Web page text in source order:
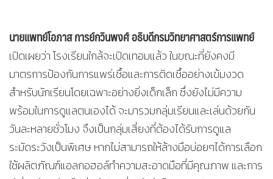
นายแพทย์โอภาส การย์กวินพงศ์ อธิบดีกรมวิทยาศาสตร์การแพทย์
เปิดเผยว่า โรงเรียนใกล้จะเปิดเทอมแล้ว ในขณะที่ยังคงมี
มาตรการป้องกันการแพร่เชื้อและการติดเชื้ออย่างเข้มงวด
สำหรับนักเรียนโดยเฉพาะอย่างยิ่งเด็กเล็ก ซึ่งยังไม่มีความ
พร้อมในการดูแลตนเองได้ จะมารวมกลุ่มเรียนและเล่นด้วยกัน
วันละหลายชั่วโมง จึงเป็นกลุ่มเสี่ยงที่ต้องได้รับการดูแล
ระมัดระวังเป็นพิเศษ หากไม่สามารถให้ล้างมือบ่อยๆได้การเลือก
ใช้ผลิตภัณฑ์แอลกอฮอล์ทำความสะอาดมือที่มีคุณภาพ และการ